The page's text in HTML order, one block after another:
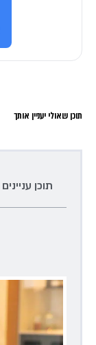
תוכן שאולי יעניין אותך
תוכן עניינים